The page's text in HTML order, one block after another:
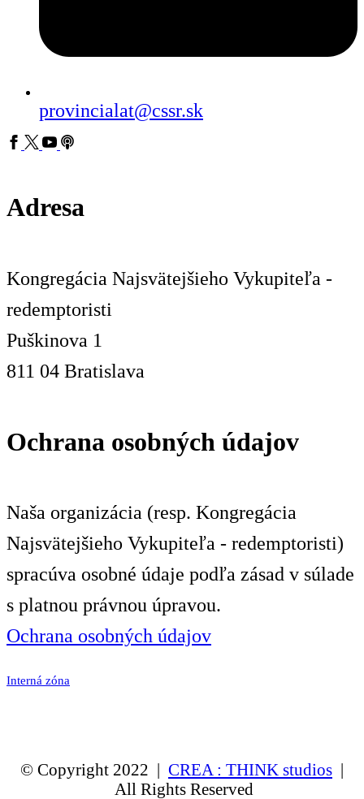
provincialat@cssr.sk
Adresa
Kongregácia Najsvätejšieho Vykupiteľa -
redemptoristi
Puškinova 1
811 04 Bratislava
Ochrana osobných údajov
Naša organizácia (resp. Kongregácia
Najsvätejšieho Vykupiteľa - redemptoristi)
spracúva osobné údaje podľa zásad v súlade
s platnou právnou úpravou.
Ochrana osobných údajov
Interná zóna
© Copyright 2022 | CREA : THINK studios |
All Rights Reserved